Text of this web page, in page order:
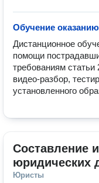
Обучение
Дистанционное
помощи
требованиям
видео-разбор,
установленного
Составление
юридических
Юристы